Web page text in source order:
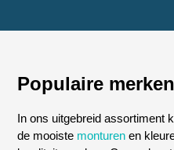
Populaire merken
In ons uitgebreid assortiment
de mooiste monturenen